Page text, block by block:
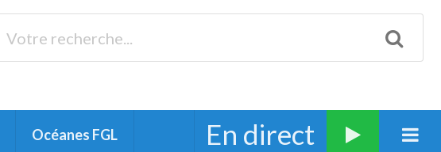
Océanes FGL En direct